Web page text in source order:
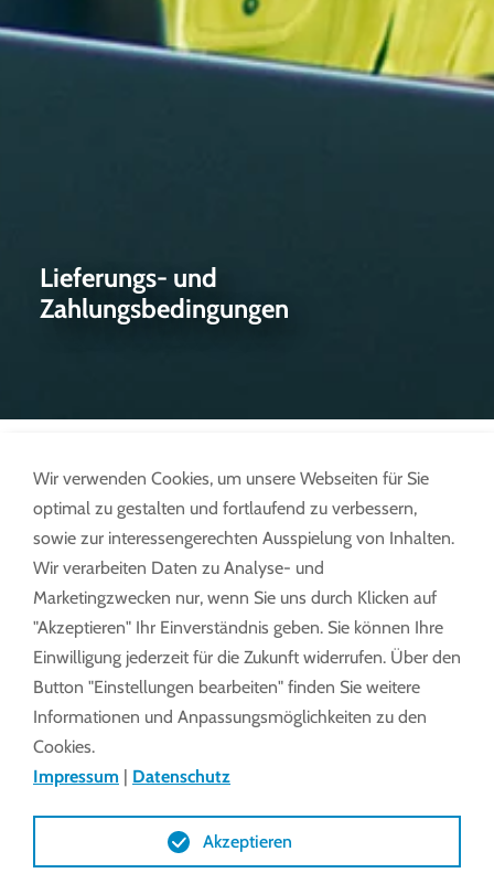
Lieferungs- und
Zahlungsbedingungen
Lieferbedingungen innerhalb EU + CH
Lieferbedingungen außerhalb EU + CH
Einkaufsbedingungen innerhalb EU +
CH
Einkaufsbedingungen außerhalb EU +
CH
Wir verwenden Cookies, um unsere Webseiten für Sie
optimal zu gestalten und fortlaufend zu verbessern,
sowie zur interessengerechten Ausspielung von Inhalten.
Wir verarbeiten Daten zu Analyse- und
Marketingzwecken nur, wenn Sie uns durch Klicken auf
"Akzeptieren" Ihr Einverständnis geben. Sie können Ihre
Einwilligung jederzeit für die Zukunft widerrufen. Über den
Button "Einstellungen bearbeiten" finden Sie weitere
Informationen und Anpassungsmöglichkeiten zu den
Cookies.
Impressum | Datenschutz
Akzeptieren